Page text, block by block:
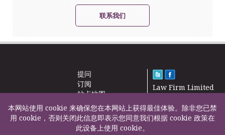
联系我们
提问
订阅
站点地图
新闻
联系我们
Law Firm Limited
本网站使用 cookie 来确保您在本网站上获得最佳体验。除非您已禁
用 cookie，否则关闭此信息即表示您同意我们根据 cookie 政策在
此设备上使用 cookie。